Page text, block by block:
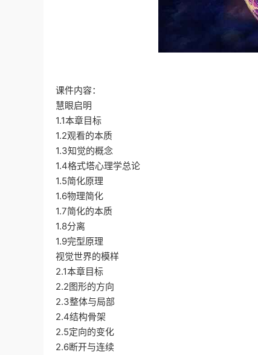
课件内容：
慧眼启明
1.1本章目标
1.2观看的本质
1.3知觉的概念
1.4格式塔心理学总论
1.5简化原理
1.6物理简化
1.7简化的本质
1.8分离
1.9完型原理
视觉世界的模样
2.1本章目标
2.2图形的方向
2.3整体与局部
2.4结构骨架
2.5定向的变化
2.6断开与连续